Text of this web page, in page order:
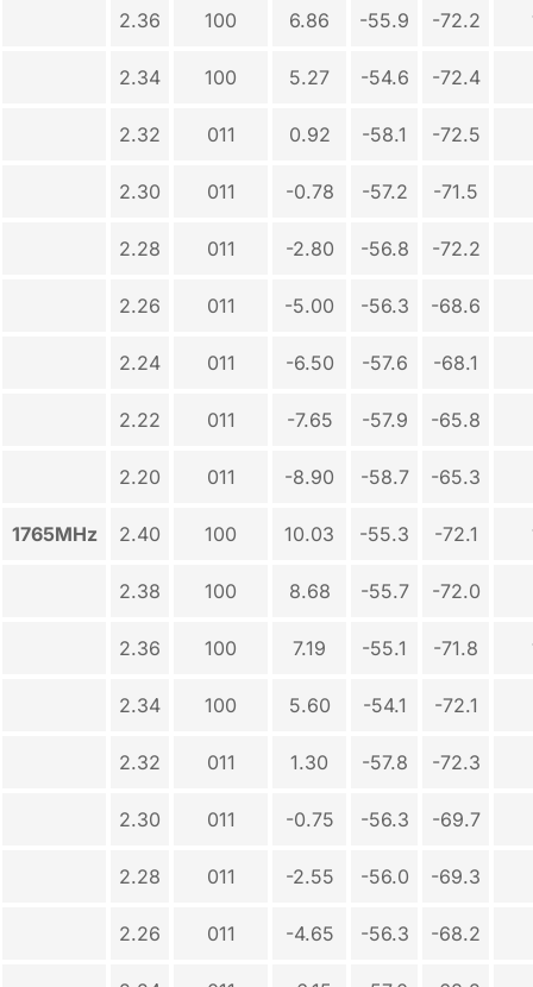
2.36 100 6.86 -55.9 -72.2
2.34 100 5.27 -54.6 -72.4
2.32 011 0.92 -58.1 -72.5
2.30 011 -0.78 -57.2 -71.5
2.28 011 -2.80 -56.8 -72.2
2.26 011 -5.00 -56.3 -68.6
2.24 011 -6.50 -57.6 -68.1
2.22 011 -7.65 -57.9 -65.8
2.20 011 -8.90 -58.7 -65.3
1765MHz 2.40 100 10.03 -55.3 -72.1
2.38 100 8.68 -55.7 -72.0
2.36 100 7.19 -55.1 -71.8
2.34 100 5.60 -54.1 -72.1
2.32 011 1.30 -57.8 -72.3
2.30 011 -0.75 -56.3 -69.7
2.28 011 -2.55 -56.0 -69.3
2.26 011 -4.65 -56.3 -68.2